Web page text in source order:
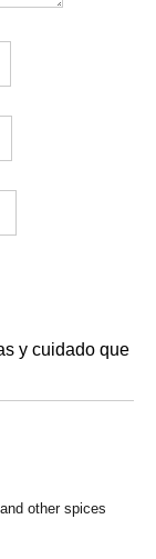
y cuidado que
other spices